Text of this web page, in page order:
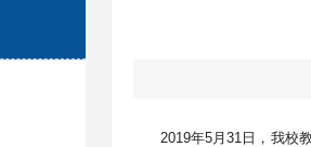
2019年5月31日，我校